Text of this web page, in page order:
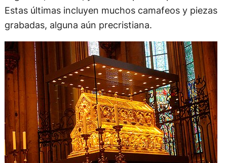
Estas últimas incluyen muchos camafeos y piezas
grabadas, alguna aún precristiana.